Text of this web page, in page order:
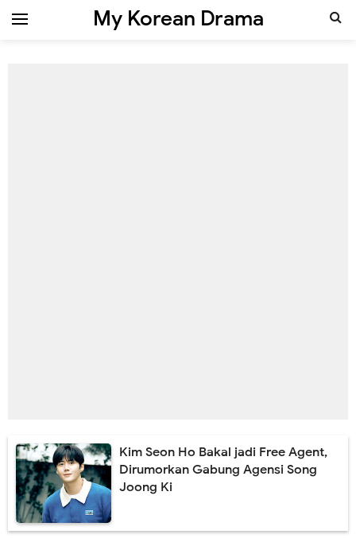
My Korean Drama
Kim Seon Ho Bakal jadi Free Agent,
Dirumorkan Gabung Agensi Song
Joong Ki